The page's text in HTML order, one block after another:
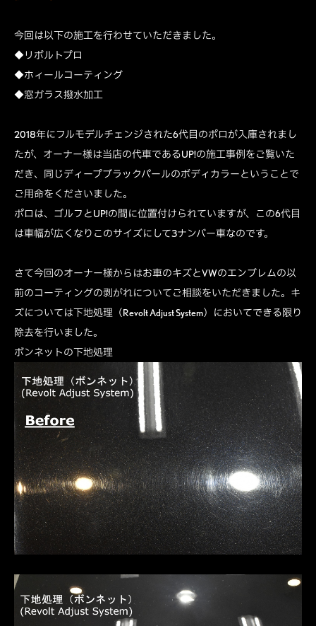
今回は以下の施工を行わせていただきました。
◆リボルトプロ
◆ホィールコーティング
◆窓ガラス撥水加工
2018年にフルモデルチェンジされた6代目のポロが入庫されまし
たが、オーナー様は当店の代車であるUP!の施工事例をご覧いた
だき、同じディープブラックパールのボディカラーということで
ご用命をくださいました。
ポロは、ゴルフとUP!の間に位置付けられていますが、この6代目
は車幅が広くなりこのサイズにして3ナンバー車なのです。
さて今回のオーナー様からはお車のキズとVWのエンブレムの以
前のコーティングの剥がれについてご相談をいただきました。キ
ズについては下地処理（Revolt Adjust System）においてできる限り
除去を行いました。
ボンネットの下地処理